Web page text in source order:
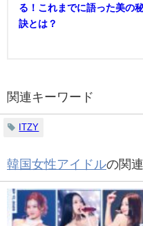
る！これまでに語った美の
訣とは？
関連キーワード
ITZY
韓国女性アイドルの関